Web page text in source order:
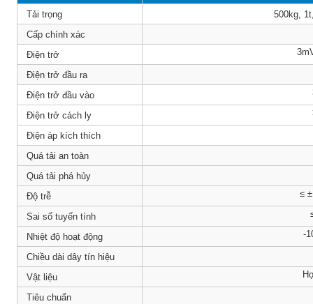
Tải trọng
500kg,
Cấp chính xác
Điện trở
Điện trở đầu ra
Điện trở đầu vào
Điện trở cách ly
Điện áp kích thích
Quá tải an toàn
Quá tải phá hủy
Độ trễ
≤
Sai số tuyến tính
Nhiệt độ hoạt động -
Chiều dài dây tín hiệu
Vật liệu
Tiêu chuẩn